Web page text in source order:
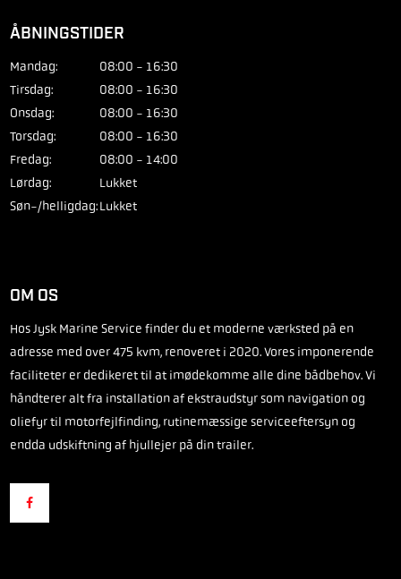
ÅBNINGSTIDER
Mandag:
08:00 - 16:30
Tirsdag:
08:00 - 16:30
Onsdag:
08:00 - 16:30
Torsdag:
08:00 - 16:30
Fredag:
08:00 - 14:00
Lørdag:
Lukket
Søn-/helligdag:Lukket
OM OS
Hos Jysk Marine Service finder du et moderne værksted på en
adresse med over 475 kvm, renoveret i 2020. Vores imponerende
faciliteter er dedikeret til at imødekomme alle dine bådbehov. Vi
håndterer alt fra installation af ekstraudstyr som navigation og
oliefyr til motorfejlfinding, rutinemæssige serviceeftersyn og
endda udskiftning af hjullejer på din trailer.